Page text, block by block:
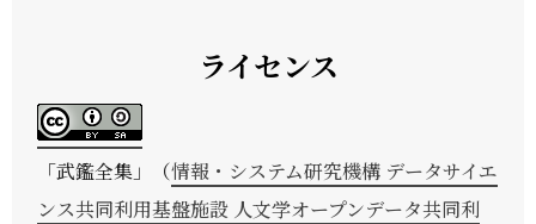
ライセンス
「武鑑全集 」（情報・システム研究機構 データサイエ
ンス共同利用基盤施設 人文学オープンデータ共同利